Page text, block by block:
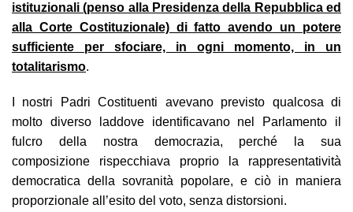
istituzionali (penso alla Presidenza della Repubblica ed
alla Corte Costituzionale) di fatto avendo un potere
sufficiente per sfociare, in ogni momento, in un
totalitarismo.
I nostri Padri Costituenti avevano previsto qualcosa di
molto diverso laddove identificavano nel Parlamento il
fulcro della nostra democrazia, perché la sua
composizione rispecchiava proprio la rappresentatività
democratica della sovranità popolare, e ciò in maniera
proporzionale all’esito del voto, senza distorsioni.